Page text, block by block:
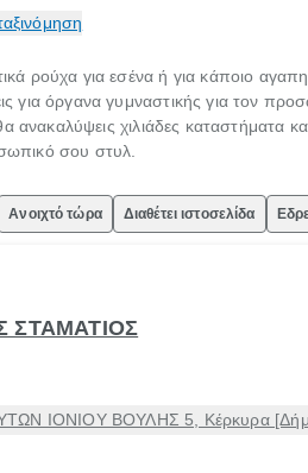
ρούχα για εσένα ή για κάποιο
για όργανα γυμναστικής για τον
ανακαλύψεις χιλιάδες καταστήματα
σου στυλ.
Ανοιχτό τώρα Διαθέτει ιστοσελίδα
ΣΤΑΜΑΤΙΟΣ
ΙΟΝΙΟΥ ΒΟΥΛΗΣ 5, Κέρκυρα